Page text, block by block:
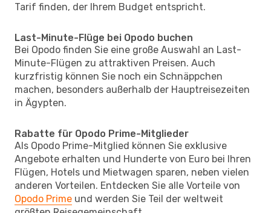
Tarif finden, der Ihrem Budget entspricht.
Last-Minute-Flüge bei Opodo buchen
Bei Opodo finden Sie eine große Auswahl an Last-
Minute-Flügen zu attraktiven Preisen. Auch
kurzfristig können Sie noch ein Schnäppchen
machen, besonders außerhalb der Hauptreisezeiten
in Ägypten.
Rabatte für Opodo Prime-Mitglieder
Als Opodo Prime-Mitglied können Sie exklusive
Angebote erhalten und Hunderte von Euro bei Ihren
Flügen, Hotels und Mietwagen sparen, neben vielen
anderen Vorteilen. Entdecken Sie alle Vorteile von
Opodo Prime und werden Sie Teil der weltweit